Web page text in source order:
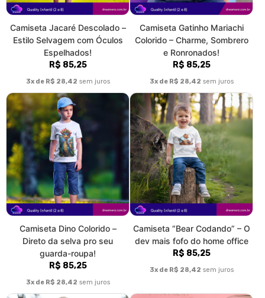
Camiseta Jacaré Descolado –
Estilo Selvagem com Óculos
Espelhados!
R$ 85,25
3x de R$ 28,42 sem juros
Camiseta Gatinho Mariachi
Colorido – Charme, Sombrero
e Ronronados!
R$ 85,25
3x de R$ 28,42 sem juros
Camiseta Dino Colorido –
Direto da selva pro seu
guarda-roupa!
R$ 85,25
3x de R$ 28,42 sem juros
Camiseta “Bear Codando” – O
dev mais fofo do home office
R$ 85,25
3x de R$ 28,42 sem juros